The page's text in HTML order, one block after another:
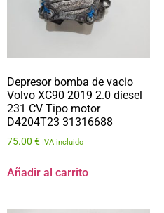
Depresor bomba de vacio
Volvo XC90 2019 2.0 diesel
231 CV Tipo motor
D4204T23 31316688
75.00 € IVA incluido
Añadir al carrito